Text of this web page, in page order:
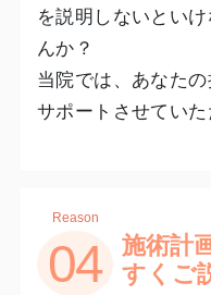
を説明しないとい
んか？
当院では、あなた
サポートさせていた
Reason
04
施術計
すくご